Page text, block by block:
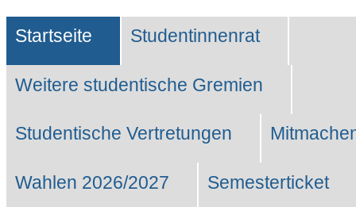
Suche…
Sektionen
Startseite Studentinnenrat
Weitere studentische Gremien
Studentische Vertretungen
Wahlen 2026/2027 Semesterticket